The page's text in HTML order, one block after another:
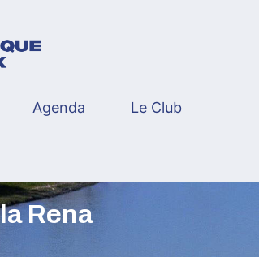
Agenda Le Club
Rena